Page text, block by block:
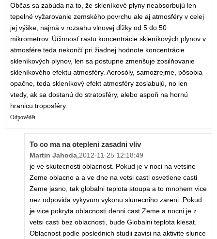
Občas sa zabúda na to, že skleníkové plyny neabsorbujú len
tepelné vyžarovanie zemského povrchu ale aj atmosféry v celej
jej výške, najmä v rozsahu vlnovej dĺžky od 5 do 50
mikrometrov. Účinnosť rastu koncentrácie skleníkových plynov v
atmosfére teda nekončí pri žiadnej hodnote koncentrácie
skleníkových plynov, len sa postupne zmenšuje zosilňovanie
skleníkového efektu atmosféry. Aerosóly, samozrejme, pôsobia
opačne, teda skleníkový efekt atmosféry zoslabujú, no len
vtedy, ak sa dostanú do stratosféry, alebo aspoň na hornú
hranicu troposféry.
Odpovědět
To co ma na otepleni zasadni vliv
Martin Jahoda 2012-11-25 12:18:49
je ve skutecnosti oblacnost. Pokud je v noci na vetsine
Zeme oblacno a a ve dne na vetsi casti osvetlene casti
Zeme jasno, tak globalni teplota stoupa a to mnohem vice
nez odpovida vykyvum vykonu slunecniho zareni. Pokud
je vice pokryta oblacnosti denni cast Zeme a nocni je z
vetsi casti bez oblacnosti, bude Globalni teplota klesat.
Oblacnost podle poslednich studii zavisi na aktivite slunce